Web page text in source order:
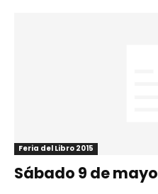
Feria del Libro 2015
Sábado 9 de mayo